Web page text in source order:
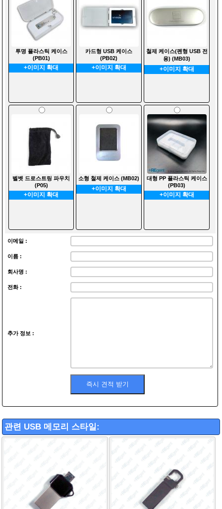
투명 플라스틱 케이스
(PB01)
+이미지 확대
카드형 USB 케이스
(PB02)
+이미지 확대
철제 케이스(펜형 USB 전
용) (MB03)
+이미지 확대
벨벳 드로스트링 파우치
(P05)
+이미지 확대
소형 철제 케이스 (MB02)
+이미지 확대
대형 PP 플라스틱 케이스
(PB03)
+이미지 확대
이메일 :
이름 :
회사명 :
전화 :
추가 정보 :
관련 USB 메모리 스타일: